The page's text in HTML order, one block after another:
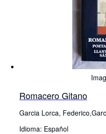
Romacero Gitano
Garcia Lorca,
Idioma: Español